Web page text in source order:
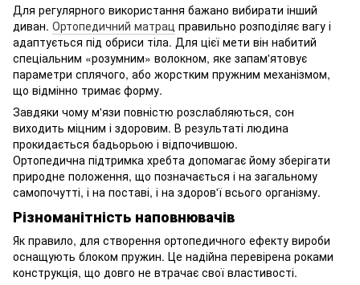
Для регулярного використання бажано вибирати інший
диван. Ортопедичний матрац правильно розподіляє вагу і
адаптується під обриси тіла. Для цієї мети він набитий
спеціальним «розумним» волокном, яке запам'ятовує
параметри сплячого, або жорстким пружним механізмом,
що відмінно тримає форму.
Завдяки чому м'язи повністю розслабляються, сон
виходить міцним і здоровим. В результаті людина
прокидається бадьорьою і відпочившою.
Ортопедична підтримка хребта допомагає йому зберігати
природне положення, що позначається і на загальному
самопочутті, і на поставі, і на здоров'ї всього організму.
Різноманітність наповнювачів
Як правило, для створення ортопедичного ефекту вироби
оснащують блоком пружин. Це надійна перевірена роками
конструкція, що довго не втрачає свої властивості.